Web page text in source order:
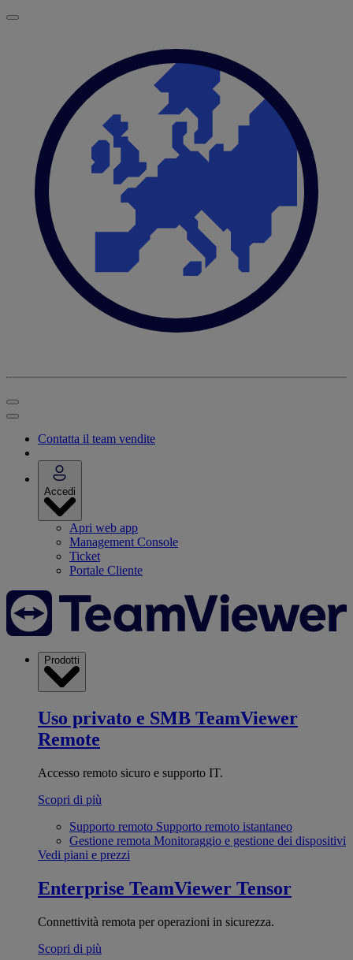
Contatta il team vendite
Accedi
Apri web app
Management Console
Ticket
Portale Cliente
Prodotti
Uso privato e SMB TeamViewer
Remote
Accesso remoto sicuro e supporto IT.
Scopri di più
Supporto remoto Supporto remoto istantaneo
Gestione remota Monitoraggio e gestione dei dispositivi
Vedi piani e prezzi
Enterprise TeamViewer Tensor
Connettività remota per operazioni in sicurezza.
Scopri di più